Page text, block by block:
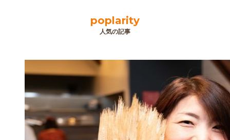
poplarity
人気の記事